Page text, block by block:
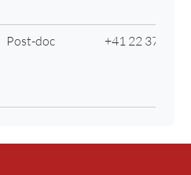
Post-doc +41 22 379 69